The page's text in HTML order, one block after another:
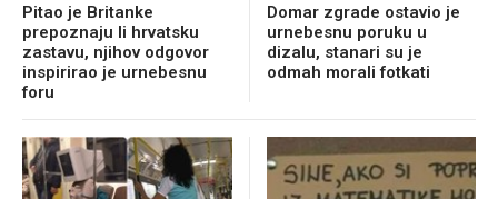
Pitao je Britanke
prepoznaju li hrvatsku
zastavu, njihov odgovor
inspirirao je urnebesnu
foru
Domar zgrade ostavio je
urnebesnu poruku u
dizalu, stanari su je
odmah morali fotkati